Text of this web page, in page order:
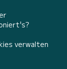
verwalten